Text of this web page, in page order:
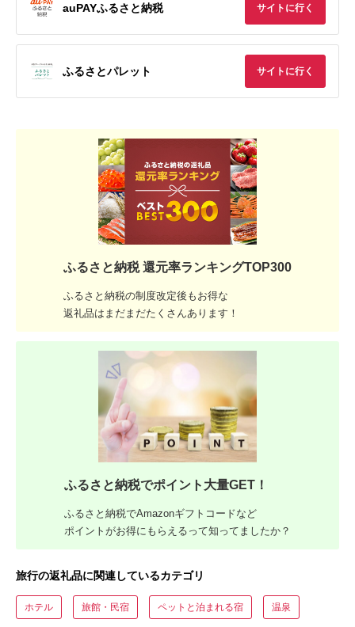
auPAYふるさと納税 サイトに行く
ふるさとパレット サイトに行く
ふるさと納税 還元率ランキングTOP300
ふるさと納税の制度改定後もお得な
返礼品はまだまだたくさんあります！
ふるさと納税でポイント大量GET！
ふるさと納税でAmazonギフトコードなど
ポイントがお得にもらえるって知ってましたか？
旅行の返礼品に関連しているカテゴリ
ホテル 旅館・民宿 ペットと泊まれる宿 温泉